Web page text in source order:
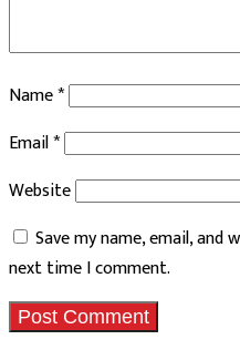
Name*
Email*
Website
Save my name, email,
next time I comment.